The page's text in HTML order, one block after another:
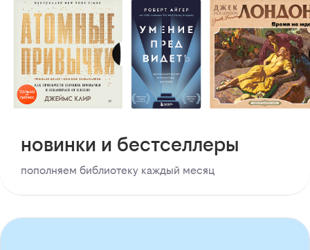
новинки и бестселлеры
пополняем библиотеку каждый месяц